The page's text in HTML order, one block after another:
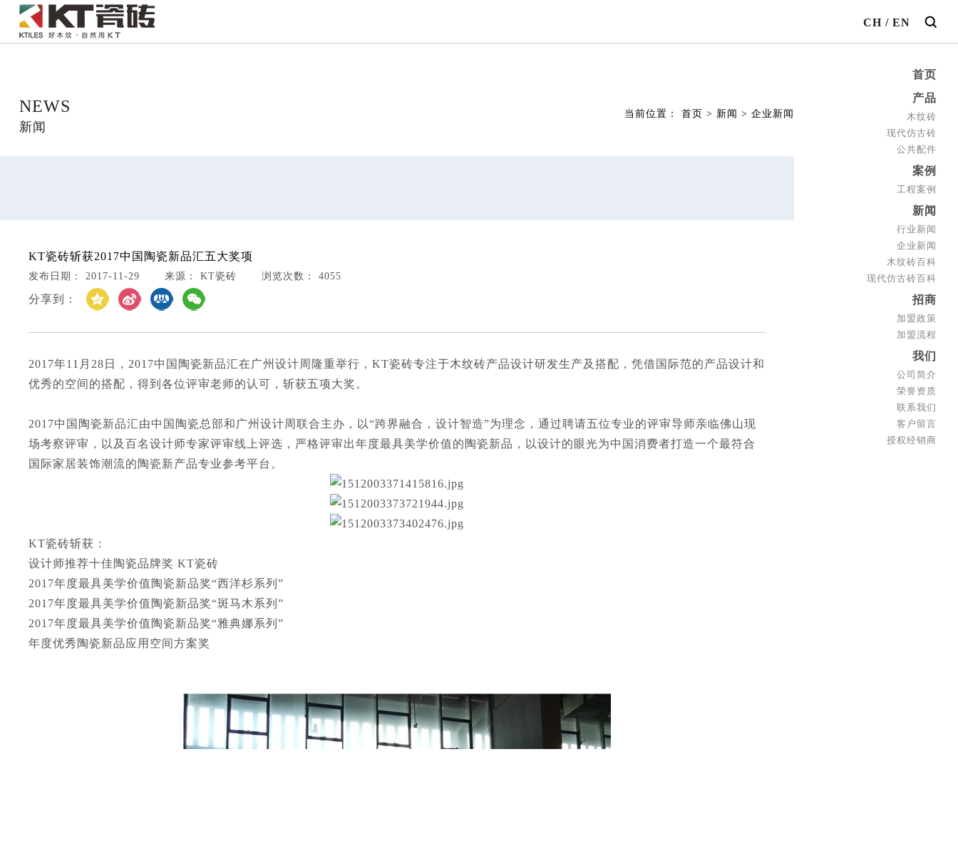
CH /EN
首页
产品
木纹砖
现代仿古砖
公共配件
案例
工程案例
新闻
行业新闻
企业新闻
木纹砖百科
现代仿古砖百科
招商
加盟政策
加盟流程
我们
公司简介
荣誉资质
联系我们
客户留言
授权经销商
NEWS
新闻
当前位置： 首页 > 新闻 > 企业新闻
KT瓷砖斩获2017中国陶瓷新品汇五大奖项
发布日期： 2017-11-29 来源： KT瓷砖 浏览次数： 4055
分享到：
2017年11月28日，2017中国陶瓷新品汇在广州设计周隆重举行，KT瓷砖专注于木纹砖产品设计研发生产及搭配，凭借国际范的产品设计和
优秀的空间的搭配，得到各位评审老师的认可，斩获五项大奖。
2017中国陶瓷新品汇由中国陶瓷总部和广州设计周联合主办，以“跨界融合，设计智造”为理念，通过聘请五位专业的评审导师亲临佛山现
场考察评审，以及百名设计师专家评审线上评选，严格评审出年度最具美学价值的陶瓷新品，以设计的眼光为中国消费者打造一个最符合
国际家居装饰潮流的陶瓷新产品专业参考平台。
KT瓷砖斩获：
设计师推荐十佳陶瓷品牌奖 KT瓷砖
2017年度最具美学价值陶瓷新品奖“西洋杉系列”
2017年度最具美学价值陶瓷新品奖“斑马木系列”
2017年度最具美学价值陶瓷新品奖“雅典娜系列”
年度优秀陶瓷新品应用空间方案奖